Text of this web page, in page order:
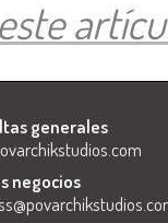
generales
negocios